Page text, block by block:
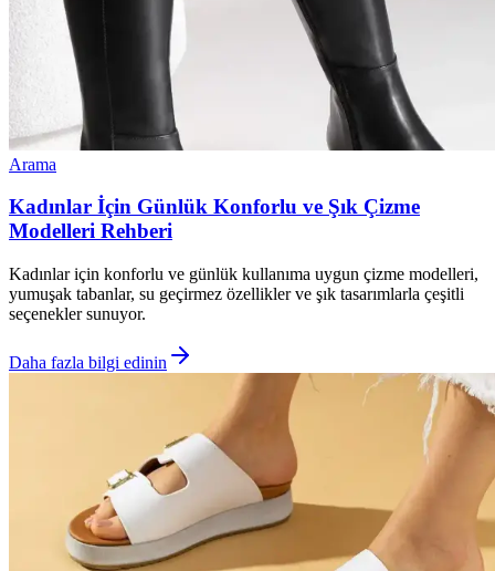
Arama
Kadınlar İçin Günlük Konforlu ve Şık Çizme
Modelleri Rehberi
Kadınlar için konforlu ve günlük kullanıma uygun çizme modelleri,
yumuşak tabanlar, su geçirmez özellikler ve şık tasarımlarla çeşitli
seçenekler sunuyor.
Daha fazla bilgi edinin